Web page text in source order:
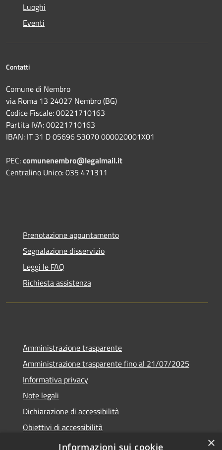
Luoghi
Eventi
Contatti
Comune di Nembro
via Roma 13 24027 Nembro (BG)
Codice Fiscale: 00221710163
Partita IVA: 00221710163
IBAN: IT 31 D 05696 53070 000020001X01
PEC:comunenembro@legalmail.it
Centralino Unico: 035 471311
Prenotazione appuntamento
Segnalazione disservizio
Leggi le FAQ
Richiesta assistenza
Amministrazione trasparente
Amministrazione trasparente fino al 21/07/2025
Informativa privacy
Note legali
Dichiarazione di accessibilità
Obiettivi di accessibilità
Piano di miglioramento
×
Informazioni sui cookie